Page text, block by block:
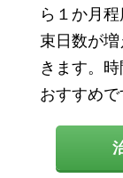
ら１か月
束日数が
きます。
おすすめで